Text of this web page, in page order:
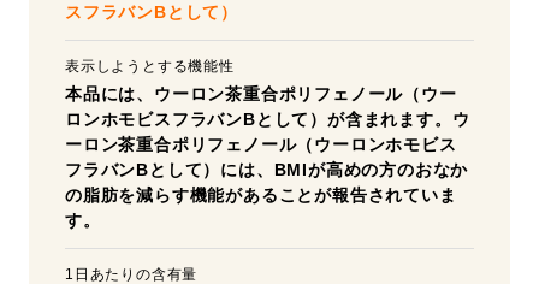
スフラバンBとして）
表示しようとする機能性
本品には、ウーロン茶重合ポリフェノール（ウー
ロンホモビスフラバンBとして）が含まれます。ウ
ーロン茶重合ポリフェノール（ウーロンホモビス
フラバンBとして）には、BMIが高めの方のおなか
の脂肪を減らす機能があることが報告されていま
す。
1日あたりの含有量